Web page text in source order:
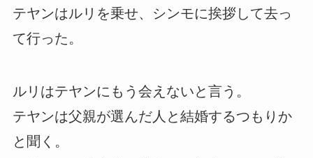
テヤンはルリを乗せ、シンモに挨拶して去っ
て行った。
ルリはテヤンにもう会えないと言う。
テヤンは父親が選んだ人と結婚するつもりか
と聞く。